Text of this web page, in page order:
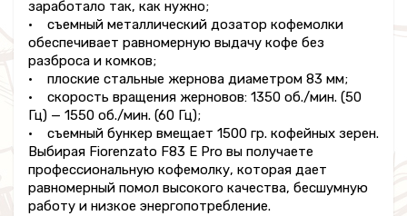
заработало так, как нужно;
• съемный металлический дозатор кофемолки
обеспечивает равномерную выдачу кофе без
разброса и комков;
• плоские стальные жернова диаметром 83 мм;
• скорость вращения жерновов: 1350 об./мин. (50
Гц) — 1550 об./мин. (60 Гц);
• съемный бункер вмещает 1500 гр. кофейных зерен.
Выбирая Fiorenzato F83 E Pro вы получаете
профессиональную кофемолку, которая дает
равномерный помол высокого качества, бесшумную
работу и низкое энергопотребление.